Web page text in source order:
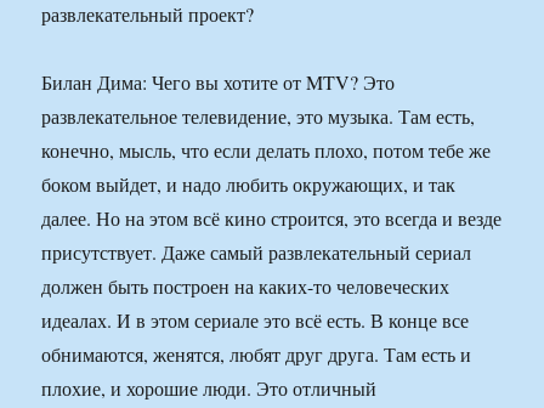
развлекательный проект?
Билан Дима: Чего вы хотите от MTV? Это
развлекательное телевидение, это музыка. Там есть,
конечно, мысль, что если делать плохо, потом тебе же
боком выйдет, и надо любить окружающих, и так
далее. Но на этом всё кино строится, это всегда и везде
присутствует. Даже самый развлекательный сериал
должен быть построен на каких-то человеческих
идеалах. И в этом сериале это всё есть. В конце все
обнимаются, женятся, любят друг друга. Там есть и
плохие, и хорошие люди. Это отличный